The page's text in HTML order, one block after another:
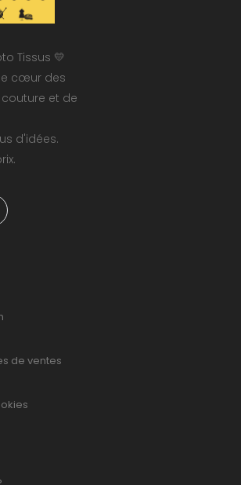
Tissus 💛
cœur des
et de
d'idées.
de ventes